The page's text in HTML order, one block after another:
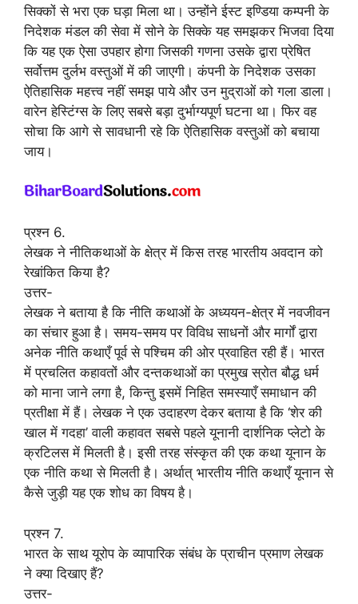
सिक्कों से भरा एक घड़ा मिला था। उन्होंने ईस्ट इण्डिया कम्पनी के
निदेशक मंडल की सेवा में सोने के सिक्के यह समझकर भिजवा दिया
कि यह एक ऐसा उपहार होगा जिसकी गणना उसके द्वारा प्रेषित
सर्वोत्तम दुर्लभ वस्तुओं में की जाएगी। कंपनी के निदेशक उसका
ऐतिहासिक महत्त्व नहीं समझ पाये और उन मुद्राओं को गला डाला।
वारेन हेस्टिंग्स के लिए सबसे बड़ा दुर्भाग्यपूर्ण घटना था। फिर वह
सोचा कि आगे से सावधानी रहे कि ऐतिहासिक वस्तुओं को बचाया
जाय।
प्रश्न 6.
लेखक ने नीतिकथाओं के क्षेत्र में किस तरह भारतीय अवदान को
रेखांकित किया है?
उत्तर-
लेखक ने बताया है कि नीति कथाओं के अध्ययन-क्षेत्र में नवजीवन
का संचार हुआ है। समय-समय पर विविध साधनों और मार्गों द्वारा
अनेक नीति कथाएँ पूर्व से पश्चिम की ओर प्रवाहित रही हैं। भारत
में प्रचलित कहावतों और दन्तकथाओं का प्रमुख स्रोत बौद्ध धर्म
को माना जाने लगा है, किन्तु इसमें निहित समस्याएँ समाधान की
प्रतीक्षा में हैं। लेखक ने एक उदाहरण देकर बताया है कि ‘शेर की
खाल में गदहा’ वाली कहावत सबसे पहले यूनानी दार्शनिक प्लेटो के
क्रटिलस में मिलती है। इसी तरह संस्कृत की एक कथा यूनान के
एक नीति कथा से मिलती है। अर्थात् भारतीय नीति कथाएँ यूनान से
कैसे जुड़ी यह एक शोध का विषय है।
प्रश्न 7.
भारत के साथ यूरोप के व्यापारिक संबंध के प्राचीन प्रमाण लेखक
ने क्या दिखाए हैं?
उत्तर-